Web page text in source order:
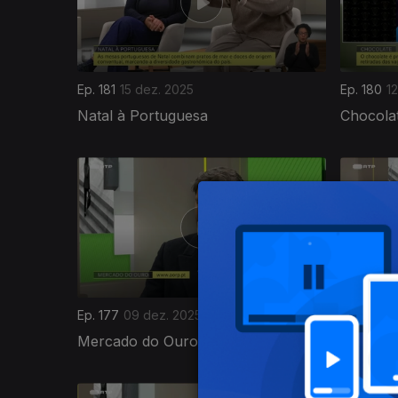
Ep. 181 15 dez. 2025
Natal à Portuguesa
Ep. 180
Ep. 177 09 dez. 2025
Mercado do Ouro
Ep. 176
893708